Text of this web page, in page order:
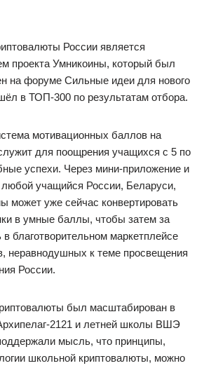
России является
проекта Умникоины, который был
на форуме Сильные идеи для нового
в ТОП-300 по результатам отбора.
мотивационных баллов на
для поощрения учащихся с 5 по
успехи. Через мини-приложение и
любой учащийся России, Беларуси,
может уже сейчас конвертировать
в умные баллы, чтобы затем за
благотворительном маркетплейсе
неравнодушных к теме просвещения
России.
был масштабирован в
2121 и летней школы ВШЭ
мысль, что принципы,
школьной криптовалюты, можно